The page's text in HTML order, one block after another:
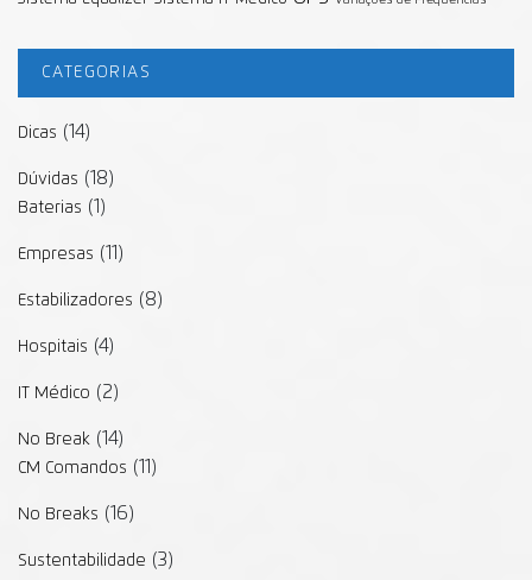
CATEGORIAS
Dicas (14)
Dúvidas (18)
Baterias (1)
Empresas (11)
Estabilizadores (8)
Hospitais (4)
IT Médico (2)
No Break (14)
CM Comandos (11)
No Breaks (16)
Sustentabilidade (3)